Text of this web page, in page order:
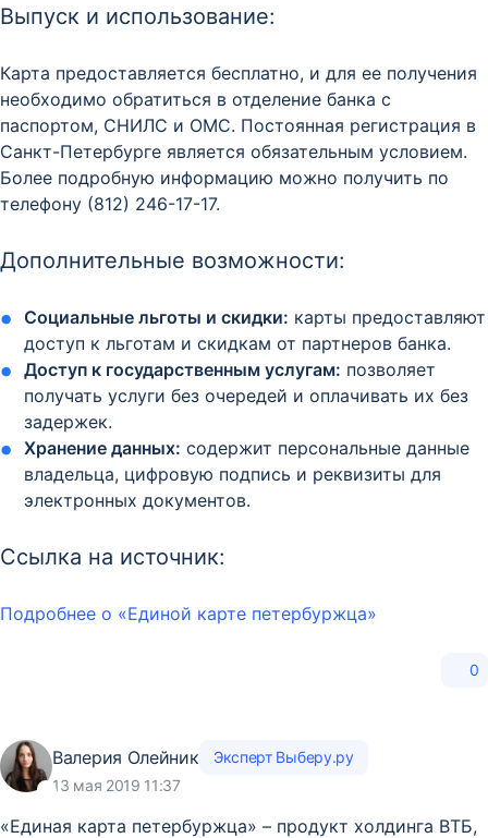
Выпуск и использование:
Карта предоставляется бесплатно, и для ее получения
необходимо обратиться в отделение банка с
паспортом, СНИЛС и ОМС. Постоянная регистрация в
Санкт-Петербурге является обязательным условием.
Более подробную информацию можно получить по
телефону (812) 246-17-17.
Дополнительные возможности:
Социальные льготы и скидки: карты предоставляют
доступ к льготам и скидкам от партнеров банка.
Доступ к государственным услугам: позволяет
получать услуги без очередей и оплачивать их без
задержек.
Хранение данных: содержит персональные данные
владельца, цифровую подпись и реквизиты для
электронных документов.
Ссылка на источник:
Подробнее о «Единой карте петербуржца»
0
Валерия Олейник
Эксперт Выберу.ру
13 мая 2019 11:37
«Единая карта петербуржца» – продукт холдинга ВТБ,